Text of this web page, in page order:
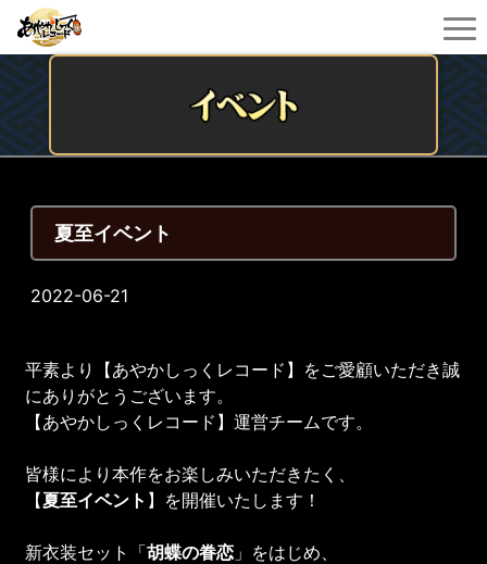
夏至イベント
2022-06-21
平素より【あやかしっくレコード】をご愛顧いただき誠
にありがとうございます。
【あやかしっくレコード】運営チームです。
皆様により本作をお楽しみいただきたく、
【夏至イベント 】を開催いたします！
新衣装セット「胡蝶の眷恋 」をはじめ、